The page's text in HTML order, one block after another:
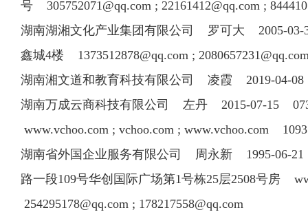
号 305752071@qq.com; 22161412@qq.com;
湖南湖湘文化产业集团有限公司 罗可大 2005-03-
鑫城4楼 1373512878@qq.com;
湖南湘文道和教育科技有限公司 凌霞 2019-04-
湖南万成云商科技有限公司 左丹 2015-07-15
www.vchoo.com ; vchoo.com ; www.vchoo.com
湖南省外国企业服务有限公司 周永新 1995-06-21
路一段109号华创国际广场第1号栋25层2508号房
254295178@qq.com; 178217558@qq.com